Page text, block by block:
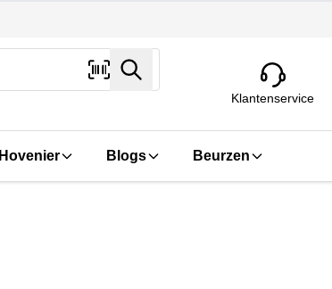
Zoeken
Klantenservice
Hovenier Blogs Beurzen